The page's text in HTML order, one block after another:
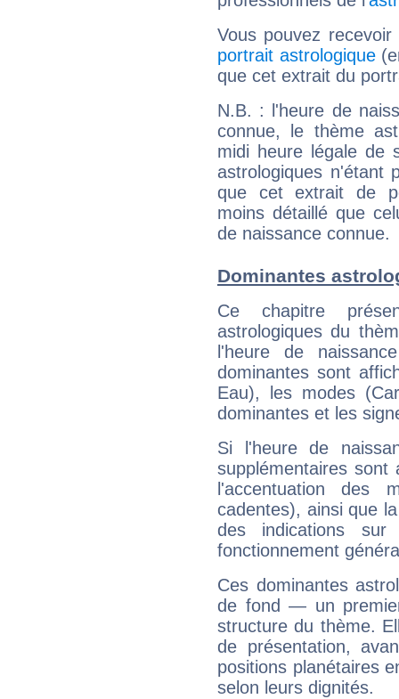
Vous pouvez
portrait astrologique
que cet extrait du
N.B. : l'heure de
connue, le thème
midi heure légale de
astrologiques n'étant
que cet extrait de
moins détaillé que
de naissance connue.
Dominantes
Ce chapitre
astrologiques du
l'heure de
dominantes sont
Eau), les modes
dominantes et les
Si l'heure de
supplémentaires sont
l'accentuation des
cadentes), ainsi que
des indications sur
fonctionnement
Ces dominantes
de fond — un
structure du thème.
de présentation,
positions planétaires
selon leurs dignités.